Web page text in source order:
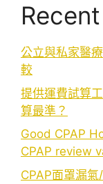
公立與私家醫
較
提供運費試算
算最準？
Good CPAP
CPAP review
CPAP面罩漏